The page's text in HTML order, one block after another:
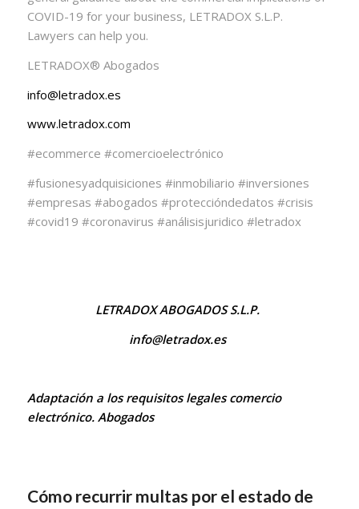
COVID-19 for your business, LETRADOX S.L.P.
Lawyers can help you.
LETRADOX®️ Abogados
info@letradox.es
www.letradox.com
#ecommerce #comercioelectrónico
#fusionesyadquisiciones #inmobiliario #inversiones
#empresas #abogados #proteccióndedatos #crisis
#covid19 #coronavirus #análisisjuridico #letradox
LETRADOX ABOGADOS S.L.P.
info@letradox.es
Adaptación a los requisitos legales comercio
electrónico. Abogados
Cómo recurrir multas por el estado de